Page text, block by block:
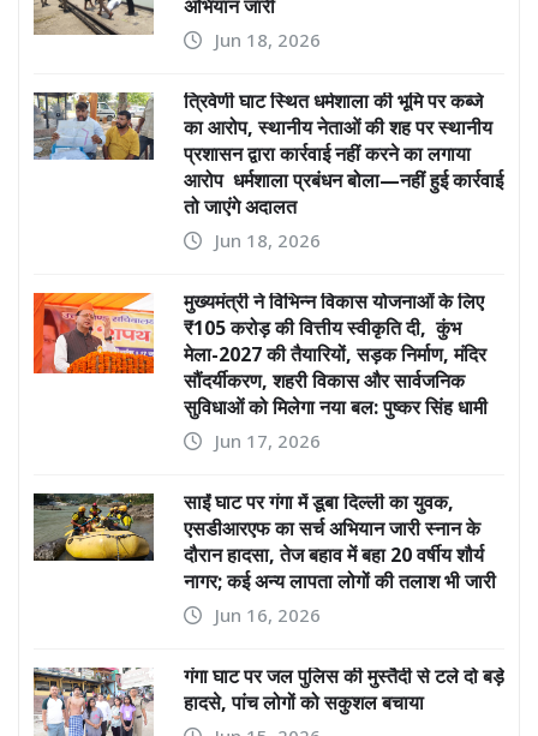
अभियान जारी
Jun 18, 2026
त्रिवेणी घाट स्थित धर्मशाला की भूमि पर कब्जे
का आरोप, स्थानीय नेताओं की शह पर स्थानीय
प्रशासन द्वारा कार्रवाई नहीं करने का लगाया
आरोप धर्मशाला प्रबंधन बोला—नहीं हुई कार्रवाई
तो जाएंगे अदालत
Jun 18, 2026
मुख्यमंत्री ने विभिन्न विकास योजनाओं के लिए
₹105 करोड़ की वित्तीय स्वीकृति दी, कुंभ
मेला-2027 की तैयारियों, सड़क निर्माण, मंदिर
सौंदर्यीकरण, शहरी विकास और सार्वजनिक
सुविधाओं को मिलेगा नया बल: पुष्कर सिंह धामी
Jun 17, 2026
साईं घाट पर गंगा में डूबा दिल्ली का युवक,
एसडीआरएफ का सर्च अभियान जारी स्नान के
दौरान हादसा, तेज बहाव में बहा 20 वर्षीय शौर्य
नागर; कई अन्य लापता लोगों की तलाश भी जारी
Jun 16, 2026
गंगा घाट पर जल पुलिस की मुस्तैदी से टले दो बड़े
हादसे, पांच लोगों को सकुशल बचाया